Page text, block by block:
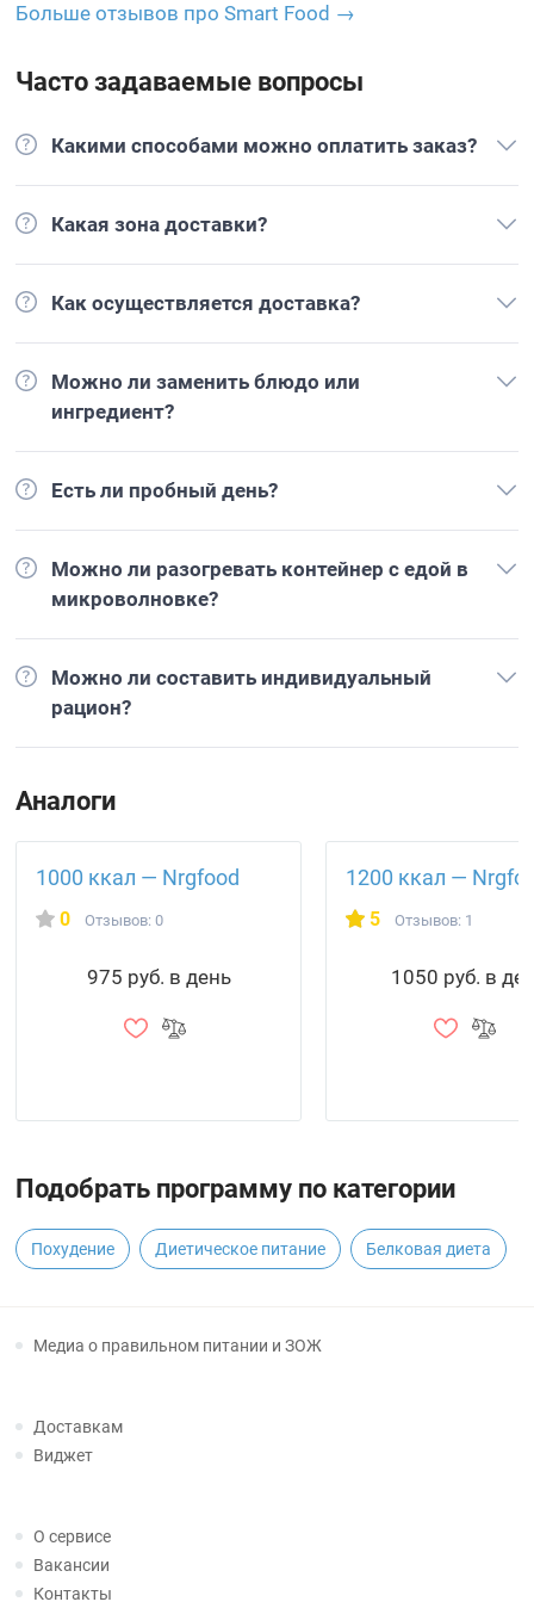
Больше отзывов про Smart Food →
Часто задаваемые вопросы
Какими способами можно оплатить заказ?
Какая зона доставки?
Как осуществляется доставка?
Можно ли заменить блюдо или
ингредиент?
Есть ли пробный день?
Можно ли разогревать контейнер с едой в
микроволновке?
Можно ли составить индивидуальный
рацион?
Аналоги
1000 ккал — Nrgfood
0 Отзывов: 0
975 руб. в день
1200 ккал —
5 Отзывов: 1
1050 руб. в
Подобрать программу по категории
Похудение Диетическое питание Белковая диета
Медиа о правильном питании и ЗОЖ
Доставкам
Виджет
О сервисе
Вакансии
Контакты